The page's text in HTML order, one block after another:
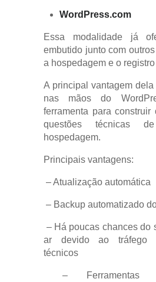
WordPress.com
Essa modalidade já
embutido junto com
a hospedagem e o
A principal vantagem
nas mãos do
ferramenta para
questões técnicas
hospedagem.
Principais vantagens:
– Atualização automática
– Backup automatizado
– Há poucas chances do
ar devido ao tráfego
técnicos
– Ferramentas